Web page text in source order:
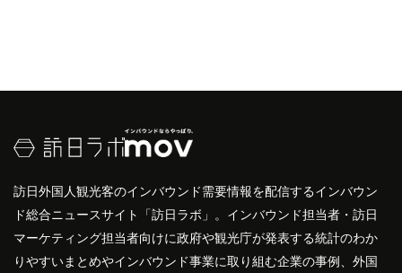
訪日外国人観光客のインバウンド需要情報を配信するインバウン
ド総合ニュースサイト「訪日ラボ」。インバウンド担当者・訪日
マーケティング担当者向けに政府や観光庁が発表する統計のわか
りやすいまとめやインバウンド事業に取り組む企業の事例、外国